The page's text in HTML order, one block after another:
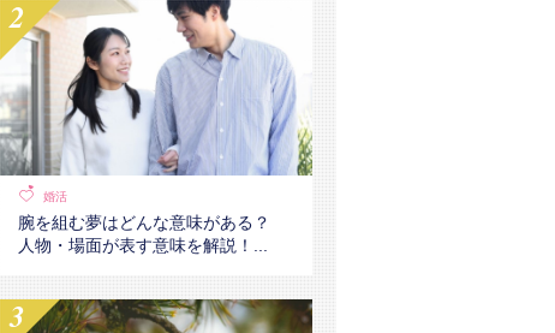
婚活
腕を組む夢はどんな意味がある？
人物・場面が表す意味を解説！...